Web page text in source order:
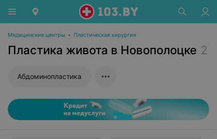
Медицинские центры • Пластическая хирургия
Пластика живота в Новополоцке 2
Абдоминопластика